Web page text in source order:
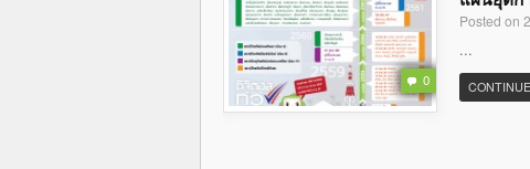
0
Posted on
...